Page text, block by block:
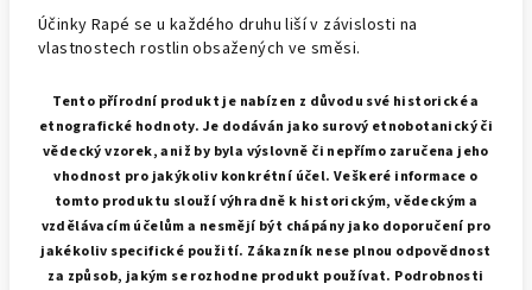
Účinky Rapé se u každého druhu liší v závislosti na
vlastnostech rostlin obsažených ve směsi.
Tento přírodní produkt je nabízen z důvodu své historické a
etnografické hodnoty. Je dodáván jako surový etnobotanický či
vědecký vzorek, aniž by byla výslovně či nepřímo zaručena jeho
vhodnost pro jakýkoliv konkrétní účel. Veškeré informace o
tomto produktu slouží výhradně k historickým, vědeckým a
vzdělávacím účelům a nesmějí být chápány jako doporučení pro
jakékoliv specifické použití. Zákazník nese plnou odpovědnost
za způsob, jakým se rozhodne produkt používat. Podrobnosti